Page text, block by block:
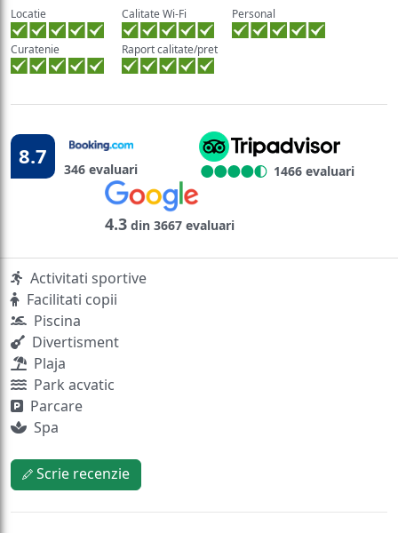
Locatie Calitate Wi-Fi Personal
Curatenie Raport calitate/pret
8.7 346 evaluari 1466 evaluari
4.3 din 3667 evaluari
Activitati sportive
Facilitati copii
Piscina
Divertisment
Plaja
Park acvatic
Parcare
Spa
Scrie recenzie